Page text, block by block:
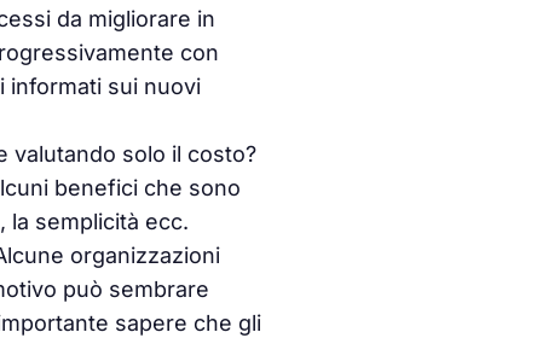
da migliorare in
con
informati sui nuovi
valutando solo il costo?
benefici che sono
la semplicità ecc.
organizzazioni
può sembrare
sapere che gli